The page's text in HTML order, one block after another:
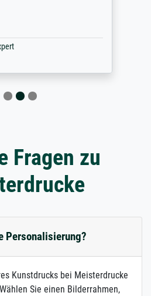
Fragen zu
Personalisierung?
Kunstdrucks bei Meisterdrucke
Sie einen Bilderrahmen,